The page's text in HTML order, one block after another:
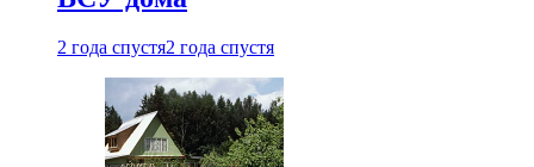
2 года спустя2 года спустя